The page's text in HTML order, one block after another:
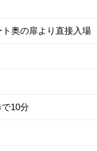
奥の扉より直接入場
10分